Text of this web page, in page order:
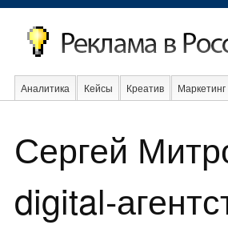
Аналитика Кейсы Креатив Маркетинг
Сергей
digital-